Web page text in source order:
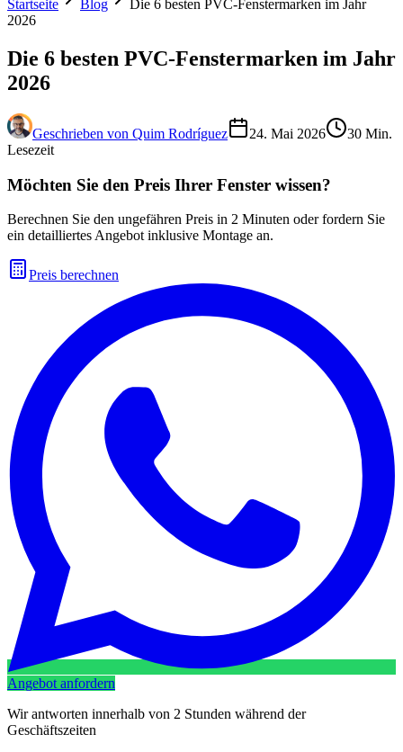
Startseite
Blog
Die 6 besten PVC-Fenstermarken im Jahr
2026
Die 6 besten PVC-Fenstermarken im Jahr
2026
Geschrieben von Quim Rodríguez 24. Mai 2026 30 Min.
Lesezeit
Möchten Sie den Preis Ihrer Fenster wissen?
Berechnen Sie den ungefähren Preis in 2 Minuten oder fordern Sie
ein detailliertes Angebot inklusive Montage an.
Preis berechnen
Angebot anfordern
Wir antworten innerhalb von 2 Stunden während der
Geschäftszeiten